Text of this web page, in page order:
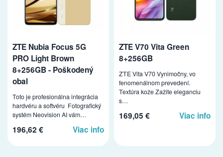
ZTE Nubia Focus 5G
PRO Light Brown
8+256GB - Poškodený
obal
Toto je profesionálna integrácia
hardvéru a softvéru Fotografický
systém Neovision AI vám…
196,62 € Viac info
ZTE V70 Vita Green
8+256GB
ZTE Vita V70 Vynimočny, vo
fenomenálnom prevedení.
Textúra kože Zažite eleganciu
s…
169,05 € Viac info